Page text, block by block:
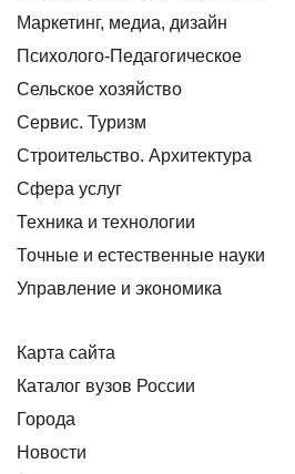
Маркетинг, медиа, дизайн
Психолого-Педагогическое
Сельское хозяйство
Сервис. Туризм
Строительство. Архитектура
Сфера услуг
Техника и технологии
Точные и естественные науки
Управление и экономика
Карта сайта
Каталог вузов России
Города
Новости